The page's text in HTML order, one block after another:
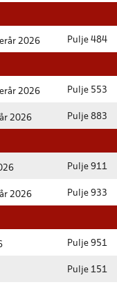
2026 Pulje 484
2026 Pulje 553
2026 Pulje 883
Pulje 911
2026 Pulje 933
Pulje 951
Pulje 151